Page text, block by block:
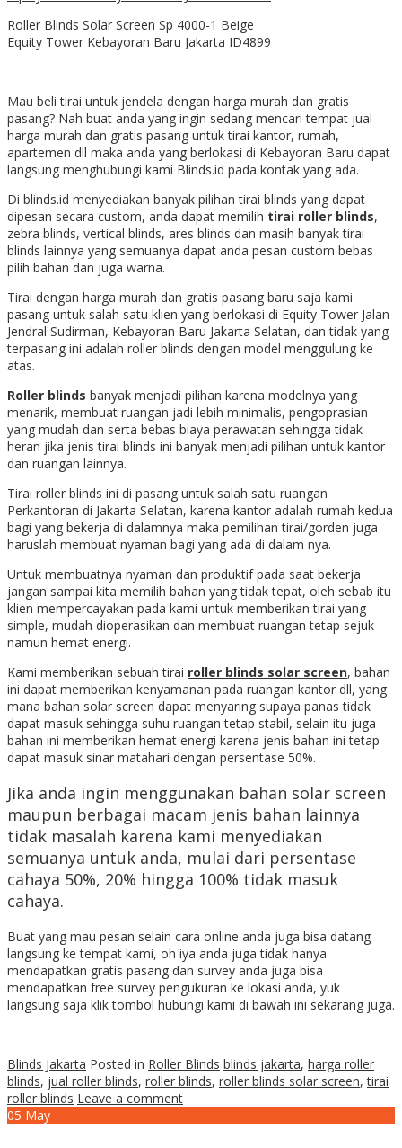
Roller Blinds Solar Screen Sp 4000-1 Beige
Equity Tower Kebayoran Baru Jakarta ID4899
Mau beli tirai untuk jendela dengan harga murah dan gratis
pasang? Nah buat anda yang ingin sedang mencari tempat jual
harga murah dan gratis pasang untuk tirai kantor, rumah,
apartemen dll maka anda yang berlokasi di Kebayoran Baru dapat
langsung menghubungi kami Blinds.id pada kontak yang ada.
Di blinds.id menyediakan banyak pilihan tirai blinds yang dapat
dipesan secara custom, anda dapat memilih tirai roller blinds,
zebra blinds, vertical blinds, ares blinds dan masih banyak tirai
blinds lainnya yang semuanya dapat anda pesan custom bebas
pilih bahan dan juga warna.
Tirai dengan harga murah dan gratis pasang baru saja kami
pasang untuk salah satu klien yang berlokasi di Equity Tower Jalan
Jendral Sudirman, Kebayoran Baru Jakarta Selatan, dan tidak yang
terpasang ini adalah roller blinds dengan model menggulung ke
atas.
Roller blinds banyak menjadi pilihan karena modelnya yang
menarik, membuat ruangan jadi lebih minimalis, pengoprasian
yang mudah dan serta bebas biaya perawatan sehingga tidak
heran jika jenis tirai blinds ini banyak menjadi pilihan untuk kantor
dan ruangan lainnya.
Tirai roller blinds ini di pasang untuk salah satu ruangan
Perkantoran di Jakarta Selatan, karena kantor adalah rumah kedua
bagi yang bekerja di dalamnya maka pemilihan tirai/gorden juga
haruslah membuat nyaman bagi yang ada di dalam nya.
Untuk membuatnya nyaman dan produktif pada saat bekerja
jangan sampai kita memilih bahan yang tidak tepat, oleh sebab itu
klien mempercayakan pada kami untuk memberikan tirai yang
simple, mudah dioperasikan dan membuat ruangan tetap sejuk
namun hemat energi.
Kami memberikan sebuah tirai roller blinds solar screen, bahan
ini dapat memberikan kenyamanan pada ruangan kantor dll, yang
mana bahan solar screen dapat menyaring supaya panas tidak
dapat masuk sehingga suhu ruangan tetap stabil, selain itu juga
bahan ini memberikan hemat energi karena jenis bahan ini tetap
dapat masuk sinar matahari dengan persentase 50%.
Jika anda ingin menggunakan bahan solar screen
maupun berbagai macam jenis bahan lainnya
tidak masalah karena kami menyediakan
semuanya untuk anda, mulai dari persentase
cahaya 50%, 20% hingga 100% tidak masuk
cahaya.
Buat yang mau pesan selain cara online anda juga bisa datang
langsung ke tempat kami, oh iya anda juga tidak hanya
mendapatkan gratis pasang dan survey anda juga bisa
mendapatkan free survey pengukuran ke lokasi anda, yuk
langsung saja klik tombol hubungi kami di bawah ini sekarang juga.
Blinds Jakarta Posted in Roller Blinds blinds jakarta, harga roller
blinds, jual roller blinds, roller blinds, roller blinds solar screen,tirai
roller blinds Leave a comment
05 May